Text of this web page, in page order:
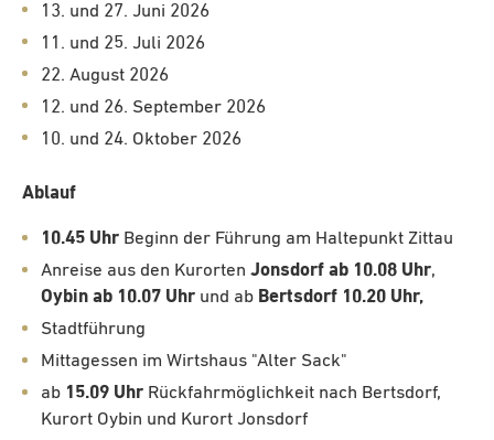
13. und 27. Juni 2026
11. und 25. Juli 2026
22. August 2026
12. und 26. September 2026
10. und 24. Oktober 2026
Ablauf
10.45 Uhr Beginn der Führung am Haltepunkt Zittau
Anreise aus den Kurorten Jonsdorf ab 10.08 Uhr,
Oybin ab 10.07 Uhr und ab Bertsdorf 10.20 Uhr,
Stadtführung
Mittagessen im Wirtshaus "Alter Sack"
ab 15.09 Uhr Rückfahrmöglichkeit nach Bertsdorf,
Kurort Oybin und Kurort Jonsdorf